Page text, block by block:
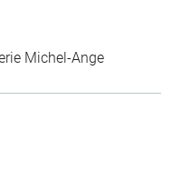
Michel-Ange